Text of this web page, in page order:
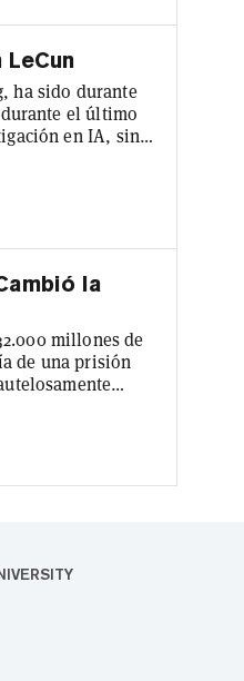
ha sido durante
el último
en IA, sino
1960 en
la
millones de
de una prisión
de la